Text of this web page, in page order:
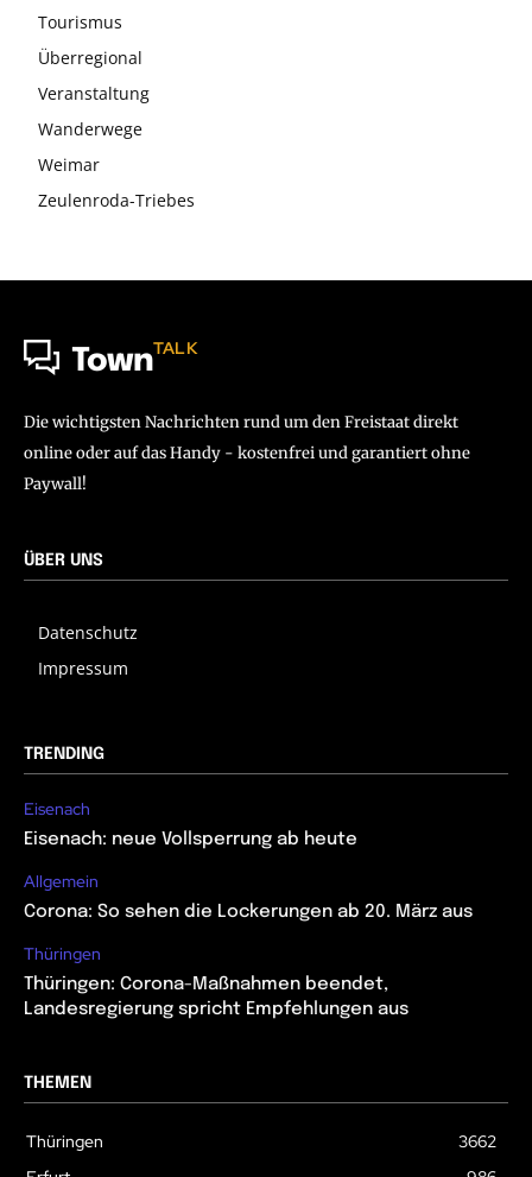
Tourismus
Überregional
Veranstaltung
Wanderwege
Weimar
Zeulenroda-Triebes
TownTALK
Die wichtigsten Nachrichten rund um den Freistaat direkt
online oder auf das Handy - kostenfrei und garantiert ohne
Paywall!
ÜBER UNS
Datenschutz
Impressum
TRENDING
Eisenach
Eisenach: neue Vollsperrung ab heute
Allgemein
Corona: So sehen die Lockerungen ab 20. März aus
Thüringen
Thüringen: Corona-Maßnahmen beendet,
Landesregierung spricht Empfehlungen aus
THEMEN
Thüringen
3662